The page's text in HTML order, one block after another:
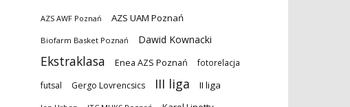
AZS AWF Poznań AZS UAM Poznań
Biofarm Basket Poznań Dawid Kownacki
Ekstraklasa Enea AZS Poznań fotorelacja
futsal Gergo Lovrencsics III liga II liga